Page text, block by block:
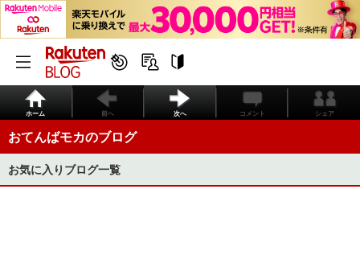
ホーム 前へ 次へ コメント シェア
おてんばモカのブログ
お気に入りブログ一覧